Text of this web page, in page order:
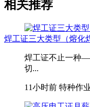
相关推荐
焊工证三大类型（熔化
焊工证不止一种
切...
11小时前 特种作